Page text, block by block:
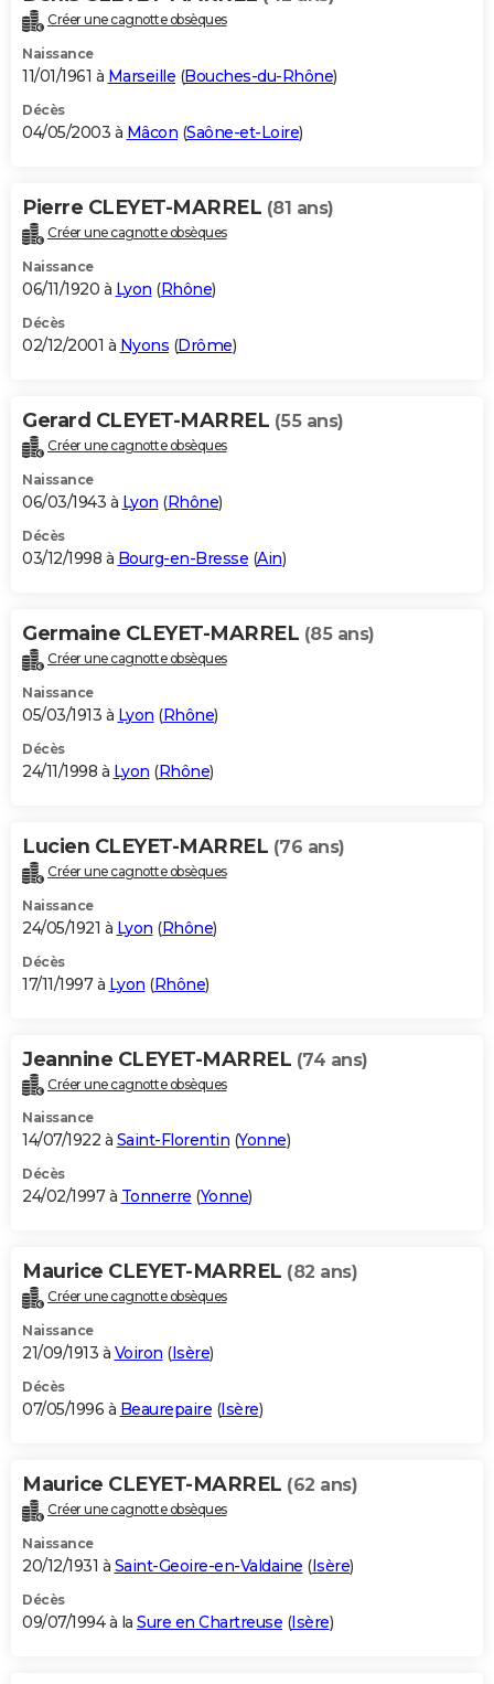
Créer une cagnotte obsèques
Naissance
11/01/1961 à Marseille (Bouches-du-Rhône)
Décès
04/05/2003 à Mâcon (Saône-et-Loire)
Pierre CLEYET-MARREL (81 ans)
Créer une cagnotte obsèques
Naissance
06/11/1920 à Lyon (Rhône)
Décès
02/12/2001 à Nyons (Drôme)
Gerard CLEYET-MARREL (55 ans)
Créer une cagnotte obsèques
Naissance
06/03/1943 à Lyon (Rhône)
Décès
03/12/1998 à Bourg-en-Bresse (Ain)
Germaine CLEYET-MARREL (85 ans)
Créer une cagnotte obsèques
Naissance
05/03/1913 à Lyon (Rhône)
Décès
24/11/1998 à Lyon (Rhône)
Lucien CLEYET-MARREL (76 ans)
Créer une cagnotte obsèques
Naissance
24/05/1921 à Lyon (Rhône)
Décès
17/11/1997 à Lyon (Rhône)
Jeannine CLEYET-MARREL (74 ans)
Créer une cagnotte obsèques
Naissance
14/07/1922 à Saint-Florentin (Yonne)
Décès
24/02/1997 à Tonnerre (Yonne)
Maurice CLEYET-MARREL (82 ans)
Créer une cagnotte obsèques
Naissance
21/09/1913 à Voiron (Isère)
Décès
07/05/1996 à Beaurepaire (Isère)
Maurice CLEYET-MARREL (62 ans)
Créer une cagnotte obsèques
Naissance
20/12/1931 à Saint-Geoire-en-Valdaine (Isère)
Décès
09/07/1994 à la Sure en Chartreuse (Isère)